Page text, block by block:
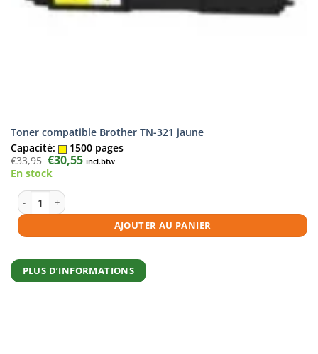
Toner compatible Brother TN-321 jaune
Capacité:
1500 pages
€33,95 Le
prix
initial
€33,95.
€30,55Le
prix
incl.btw
En stock
quantité de Toner compatible Brother TN-321 jaune
AJOUTER AU PANIER
PLUS D’INFORMATIONS